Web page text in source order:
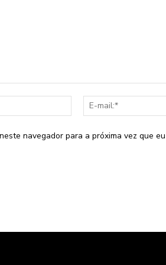
Nome:*
navegador para a próxima vez que